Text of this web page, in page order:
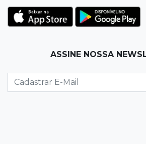
deformado e outro ferido
Feira Central encerra Festival do
ASSINE NOSSA